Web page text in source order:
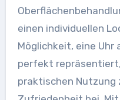
einen individuellen
Möglichkeit, eine Uhr
perfekt
praktischen Nutzung